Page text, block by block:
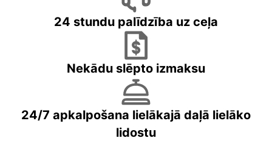
24 stundu palīdzība uz ceļa
Nekādu slēpto izmaksu
24/7 apkalpošana lielākajā daļā lielāko
lidostu